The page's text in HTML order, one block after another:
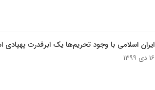
ایران اسلامی با وجود تحریم‌ها یک ابرقدرت
۱۶ دی ۱۳۹۹